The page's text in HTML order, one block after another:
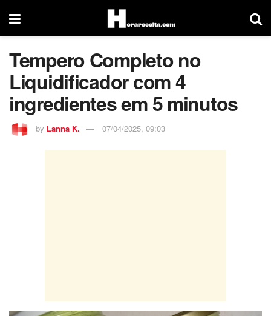
Tempero Completo no
Liquidificador com 4
ingredientes em 5 minutos
by Lanna K. 07/04/2025, 09:03